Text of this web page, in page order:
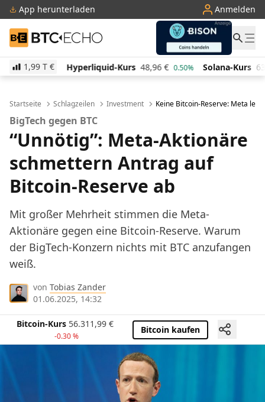
App herunterladen Anmelden
BTC-ECHO
1,99 T €
Hyperliquid-Kurs 48,96 € 0.50% Solana-Kurs 63,89 € -0.90%
Startseite Schlagzeilen Investment Keine Bitcoin-Reserve: Meta
BigTech gegen BTC
“Unnötig”: Meta-Aktionäre
schmettern Antrag auf
Bitcoin-Reserve ab
Mit großer Mehrheit stimmen die Meta-
Aktionäre gegen eine Bitcoin-Reserve. Warum
der BigTech-Konzern nichts mit BTC anzufangen
weiß.
von Tobias Zander
01.06.2025, 14:32
Bitcoin-Kurs 56.311,99 €
-0.30 %
Bitcoin kaufen